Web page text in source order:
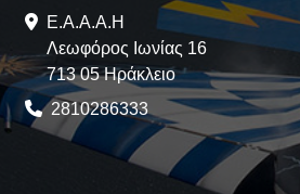
Ε.A.Α.Α.Η
Λεωφόρος Ιωνίας 16
713 05 Ηράκλειο
2810286333